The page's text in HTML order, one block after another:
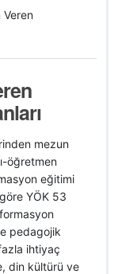
Veren
mezun
öğretmen
eğitimi
YÖK 53
pedagojik
ihtiyaç
din kültürü ve